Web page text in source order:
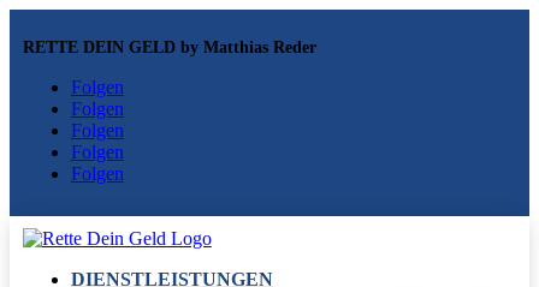
RETTE DEIN GELD by Matthias Reder
Folgen
Folgen
Folgen
Folgen
Folgen
DIENSTLEISTUNGEN